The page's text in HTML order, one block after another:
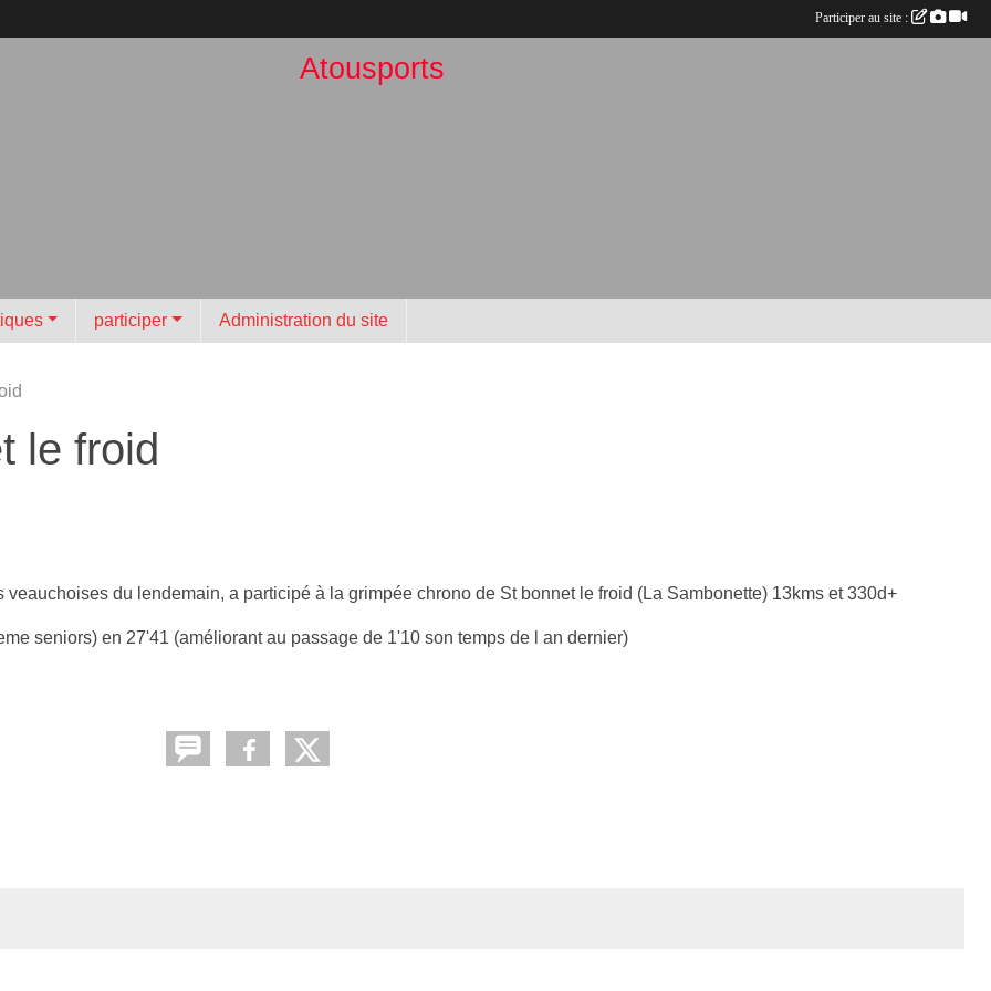
Atousports
participer Administration du site
le froid
du lendemain, a participé à la grimpée chrono de St bonnet le froid (La Sambonette) 13kms et 330d+
seniors) en 27'41 (améliorant au passage de 1'10 son temps de l an dernier)
Participer au site :